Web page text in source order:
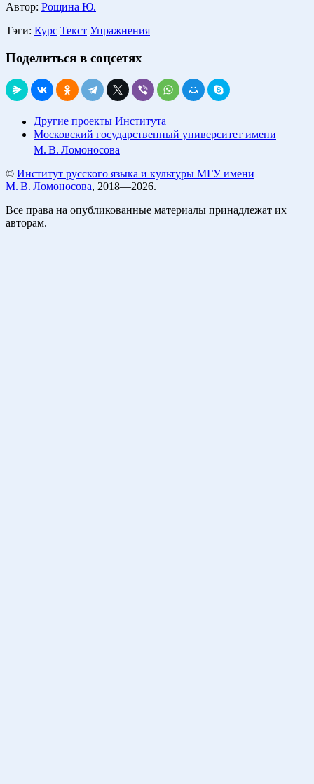
Автор: Рощина Ю.
Тэги: Курс Текст Упражнения
Поделиться в соцсетях
Другие проекты Института
Московский государственный университет имени
М. В. Ломоносова
© Институт русского языка и культуры МГУ имени
М. В. Ломоносова, 2018—2026.
Все права на опубликованные материалы принадлежат их
авторам.